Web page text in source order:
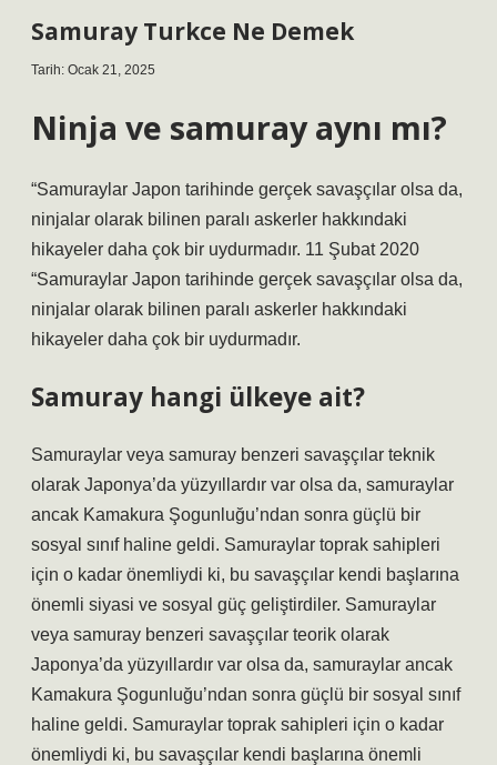
Samuray Turkce Ne Demek
Tarih: Ocak 21, 2025
Ninja ve samuray aynı mı?
“Samuraylar Japon tarihinde gerçek savaşçılar olsa da,
ninjalar olarak bilinen paralı askerler hakkındaki
hikayeler daha çok bir uydurmadır. 11 Şubat 2020
“Samuraylar Japon tarihinde gerçek savaşçılar olsa da,
ninjalar olarak bilinen paralı askerler hakkındaki
hikayeler daha çok bir uydurmadır.
Samuray hangi ülkeye ait?
Samuraylar veya samuray benzeri savaşçılar teknik
olarak Japonya’da yüzyıllardır var olsa da, samuraylar
ancak Kamakura Şogunluğu’ndan sonra güçlü bir
sosyal sınıf haline geldi. Samuraylar toprak sahipleri
için o kadar önemliydi ki, bu savaşçılar kendi başlarına
önemli siyasi ve sosyal güç geliştirdiler. Samuraylar
veya samuray benzeri savaşçılar teorik olarak
Japonya’da yüzyıllardır var olsa da, samuraylar ancak
Kamakura Şogunluğu’ndan sonra güçlü bir sosyal sınıf
haline geldi. Samuraylar toprak sahipleri için o kadar
önemliydi ki, bu savaşçılar kendi başlarına önemli